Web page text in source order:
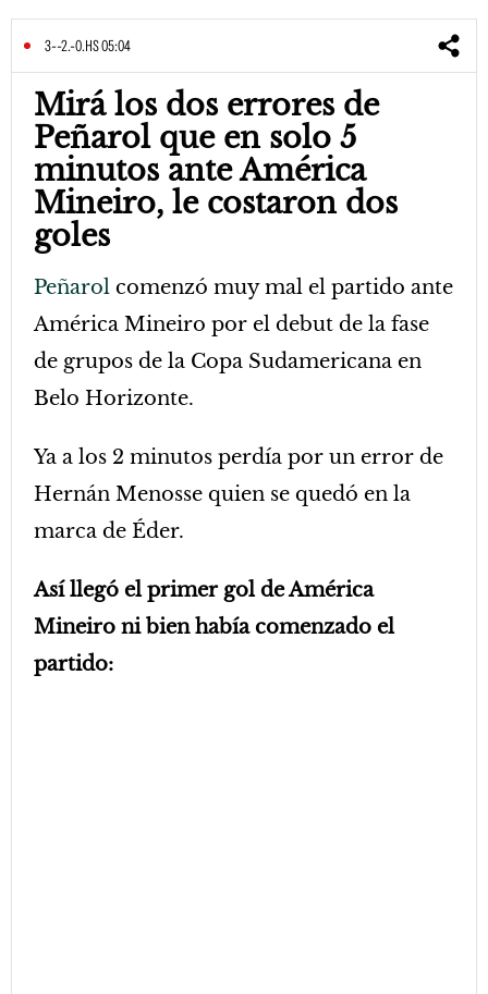
3--2.-0.HS 05:04
Mirá los dos errores de
Peñarol que en solo 5
minutos ante América
Mineiro, le costaron dos
goles
Peñarol comenzó muy mal el partido ante
América Mineiro por el debut de la fase
de grupos de la Copa Sudamericana en
Belo Horizonte.
Ya a los 2 minutos perdía por un error de
Hernán Menosse quien se quedó en la
marca de Éder.
Así llegó el primer gol de América
Mineiro ni bien había comenzado el
partido: